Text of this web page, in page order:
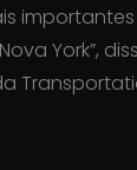
York”,